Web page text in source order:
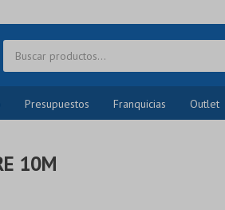
Presupuestos Franquicias Outlet
10M